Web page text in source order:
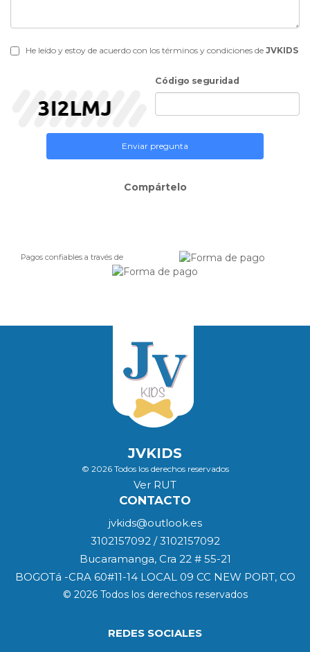
He leído y estoy de acuerdo con los términos y condiciones de JVKIDS
Código seguridad
Enviar pregunta
Compártelo
Pagos confiables a través de
JVKIDS
© 2026 Todos los derechos reservados
Ver RUT
CONTACTO
jvkids@outlook.es
3102157092 / 3102157092
Bucaramanga, Cra 22 # 55-21
BOGOTá -CRA 60#11-14 LOCAL 09 CC NEW PORT, CO
© 2026 Todos los derechos reservados
REDES SOCIALES